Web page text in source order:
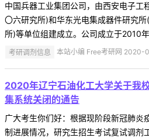
中国兵器工业集团公司，由西安电子工
〇六研究所)和华东光电集成器件研究
所)等单位组建成立。公司成立于2010
考研调剂信息 本站小编 Free考研网
2020年辽宁石油化工大学关于我
集系统关闭的通告
广大考生你们好：根据现阶段新冠肺炎
制进展情况，研究生招生考试复试调剂